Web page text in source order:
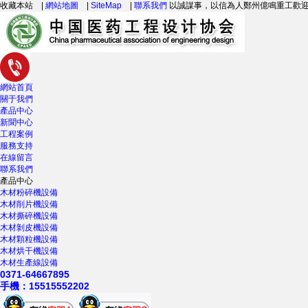
收藏本站 網站地圖 SiteMap 聯系我們 以誠謀事，以信為人鄭州億鳴重工歡迎您
網站首頁
關于我們
產品中心
新聞中心
工程案例
服務支持
在線留言
聯系我們
產品中心
木材粉碎機設備
木材削片機設備
木材撕碎機設備
木材剝皮機設備
木材顆粒機設備
木材烘干機設備
木材生產線設備
0371-64667895
手機：15515552202